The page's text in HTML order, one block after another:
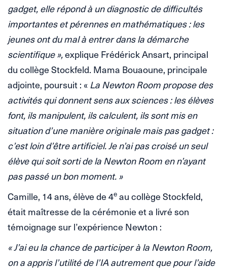
gadget, elle répond à un diagnostic de difficultés
importantes et pérennes en mathématiques : les
jeunes ont du mal à entrer dans la démarche
scientifique »,explique Frédérick Ansart, principal
du collège Stockfeld. Mama Bouaoune, principale
adjointe, poursuit : « La Newton Room propose des
activités qui donnent sens aux sciences : les élèves
font, ils manipulent, ils calculent, ils sont mis en
situation d’une manière originale mais pas gadget :
c’est loin d’être artificiel. Je n’ai pas croisé un seul
élève qui soit sorti de la Newton Room en n’ayant
pas passé un bon moment. »
Camille, 14 ans, élève de 4e au collège Stockfeld,
était maîtresse de la cérémonie et a livré son
témoignage sur l’expérience Newton :
« J’ai eu la chance de participer à la Newton Room,
on a appris l’utilité de l’IA autrement que pour l’aide